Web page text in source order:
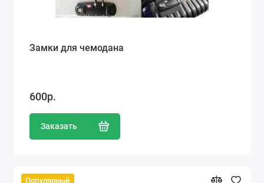
Замки для чемодана
600р.
Заказать
Популярный